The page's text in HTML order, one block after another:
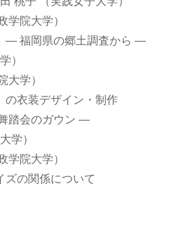
院大学）
― 福岡県の郷土調査から ―
）
学）
の衣装デザイン・制作
踏会のガウン ―
学）
院大学）
ズの関係について